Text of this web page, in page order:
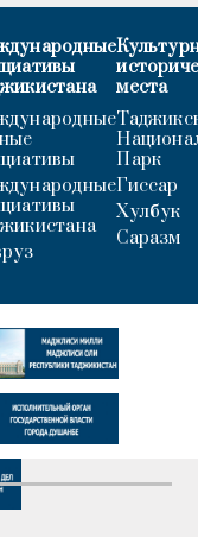
места
Парк
Гиссар
Хулбук
Саразм